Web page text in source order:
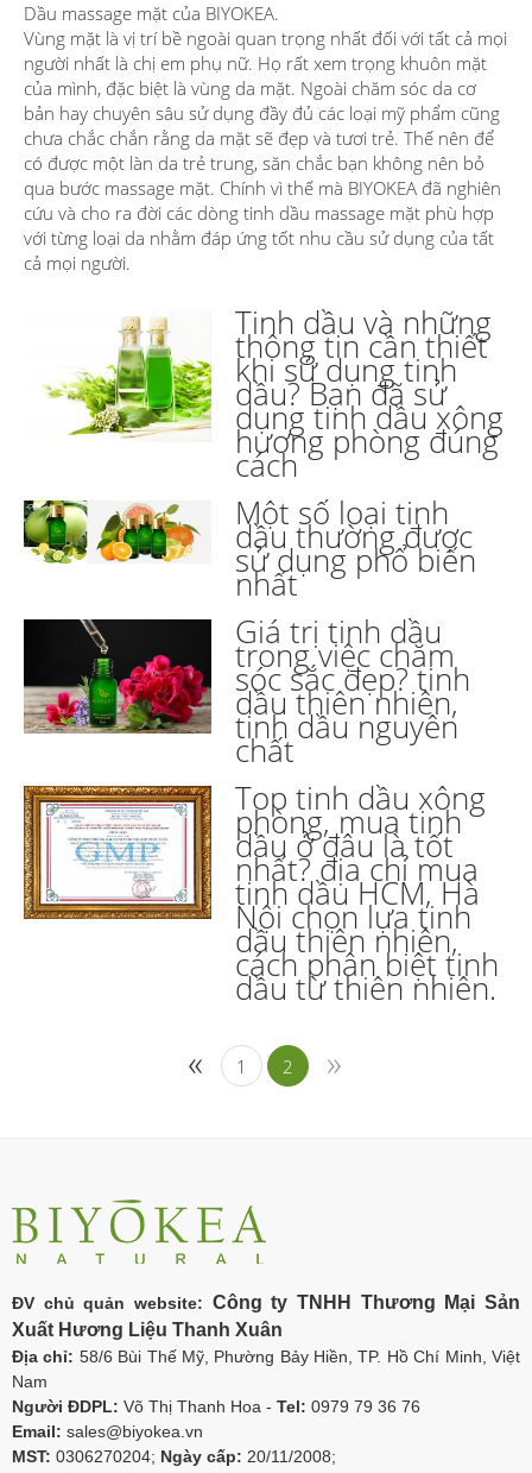
Dầu massage mặt của BIYOKEA.
Vùng mặt là vị trí bề ngoài quan trọng nhất đối với tất cả mọi
người nhất là chị em phụ nữ. Họ rất xem trọng khuôn mặt
của mình, đặc biệt là vùng da mặt. Ngoài chăm sóc da cơ
bản hay chuyên sâu sử dụng đầy đủ các loại mỹ phẩm cũng
chưa chắc chắn rằng da mặt sẽ đẹp và tươi trẻ. Thế nên để
có được một làn da trẻ trung, săn chắc bạn không nên bỏ
qua bước massage mặt. Chính vì thế mà BIYOKEA đã nghiên
cứu và cho ra đời các dòng tinh dầu massage mặt phù hợp
với từng loại da nhằm đáp ứng tốt nhu cầu sử dụng của tất
cả mọi người.
Tinh dầu và những
thông tin cần thiết
khi sử dụng tinh
dầu? Bạn đã sử
dụng tinh dầu xông
hương phòng đúng
cách
Một số loại tinh
dầu thường được
sử dụng phổ biến
nhất
Giá trị tinh dầu
trong việc chăm
sóc sắc đẹp? tinh
dầu thiên nhiên,
tinh dầu nguyên
chất
Top tinh dầu xông
phòng, mua tinh
dầu ở đâu là tốt
nhất? địa chỉ mua
tinh dầu HCM, Hà
Nội chọn lựa tinh
dầu thiên nhiên,
cách phân biệt tinh
dầu từ thiên nhiên.
« 1 2 »
ĐV chủ quản website: Công ty TNHH Thương Mại Sản
Xuất Hương Liệu Thanh Xuân
Địa chỉ: 58/6 Bùi Thế Mỹ, Phường Bảy Hiền, TP. Hồ Chí Minh, Việt
Nam
Người ĐDPL: Võ Thị Thanh Hoa - Tel: 0979 79 36 76
Email: sales@biyokea.vn
MST: 0306270204; Ngày cấp: 20/11/2008;